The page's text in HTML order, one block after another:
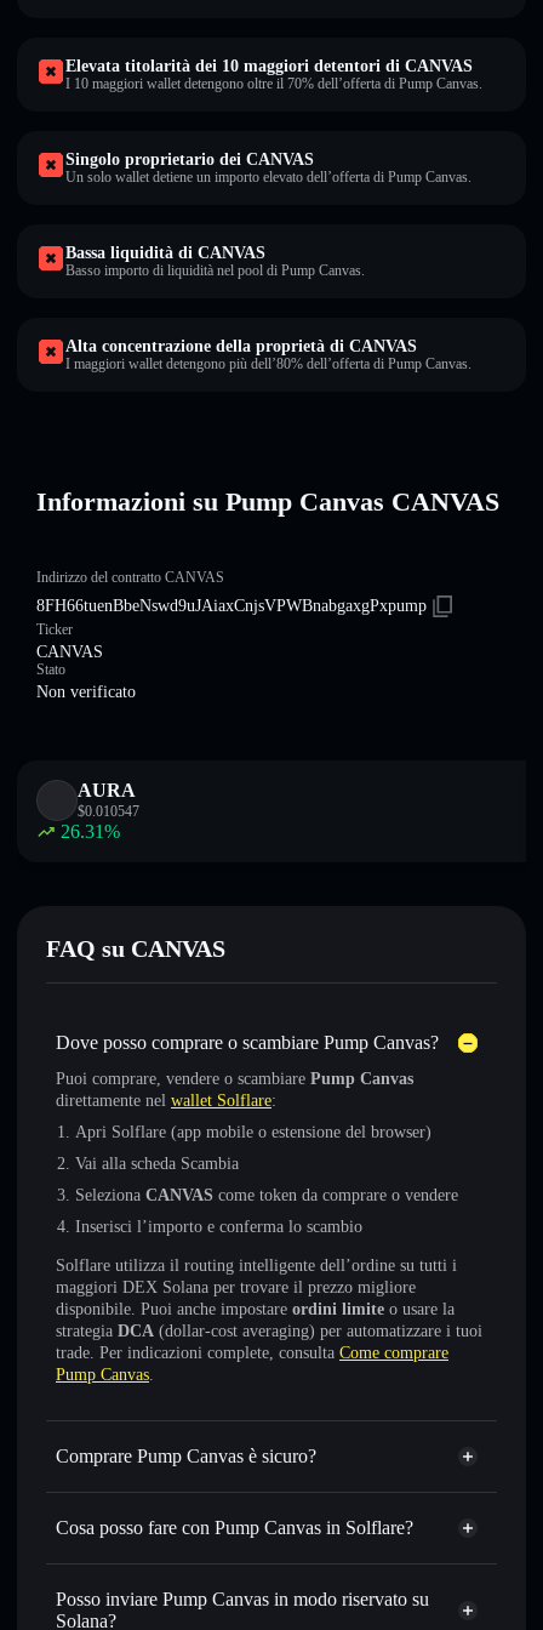
Elevata titolarità dei 10 maggiori detentori di CANVAS
I 10 maggiori wallet detengono oltre il 70% dell’offerta di Pump Canvas.
Singolo proprietario dei CANVAS
Un solo wallet detiene un importo elevato dell’offerta di Pump Canvas.
Bassa liquidità di CANVAS
Basso importo di liquidità nel pool di Pump Canvas.
Alta concentrazione della proprietà di CANVAS
I maggiori wallet detengono più dell’80% dell’offerta di Pump Canvas.
Informazioni su Pump Canvas CANVAS
Indirizzo del contratto CANVAS
8FH66tuenBbeNswd9uJAiaxCnjsVPWBnabgaxgPxpump
Ticker
CANVAS
Stato
Non verificato
AURA
$0.010547
26.31%
FAQ su CANVAS
Dove posso comprare o scambiare Pump Canvas?
Puoi comprare, vendere o scambiare Pump Canvas
direttamente nel wallet Solflare:
Apri Solflare (app mobile o estensione del browser)
Vai alla scheda Scambia
Seleziona CANVAS come token da comprare o vendere
Inserisci l’importo e conferma lo scambio
Solflare utilizza il routing intelligente dell’ordine su tutti i
maggiori DEX Solana per trovare il prezzo migliore
disponibile. Puoi anche impostare ordini limite o usare la
strategia DCA (dollar-cost averaging) per automatizzare i tuoi
trade. Per indicazioni complete, consulta Come comprare
Pump Canvas.
Comprare Pump Canvas è sicuro?
Pump Canvas non è verificato
Cosa posso fare con Pump Canvas in Solflare?
Pump Canvas
wallet Solflare
Scambiare istantaneamente— scambia CANVAS in
SOL, USDC o in migliaia di altri token Solana al prezzo
Posso inviare Pump Canvas in modo riservato su
Solana?